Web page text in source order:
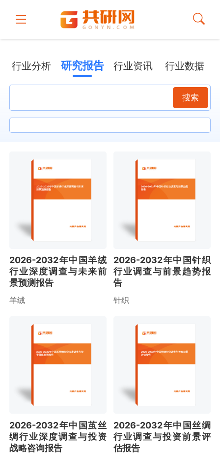
行业分析 研究报告 行业资讯 行业数据
搜索
2026-2032年中国羊绒行业深度调查与未来
前景预测报告
2026-2032年中国羊绒
行业深度调查与未来前
景预测报告
羊绒
2026-2032年中国针织行业调查与前景趋势
报告
2026-2032年中国针织
行业调查与前景趋势报
告
针织
2026-2032年中国茧丝绸行业深度调查与投
资战略咨询报告
2026-2032年中国茧丝
绸行业深度调查与投资
战略咨询报告
2026-2032年中国丝绸行业调查与投资前景
评估报告
2026-2032年中国丝绸
行业调查与投资前景评
估报告